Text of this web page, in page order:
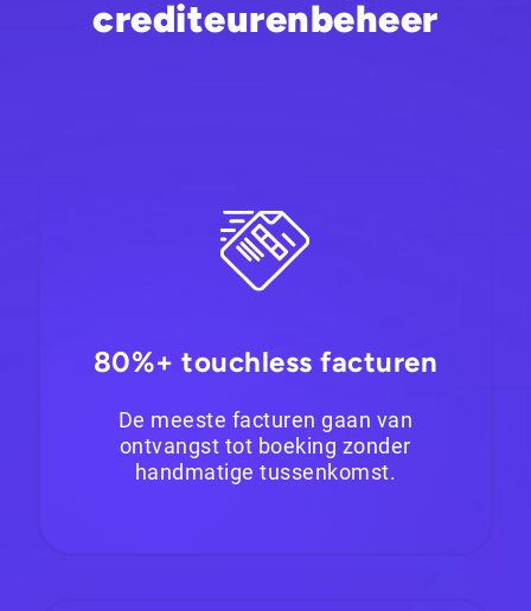
crediteurenbeheer
80%+ touchless facturen
De meeste facturen gaan van
ontvangst tot boeking zonder
handmatige tussenkomst.